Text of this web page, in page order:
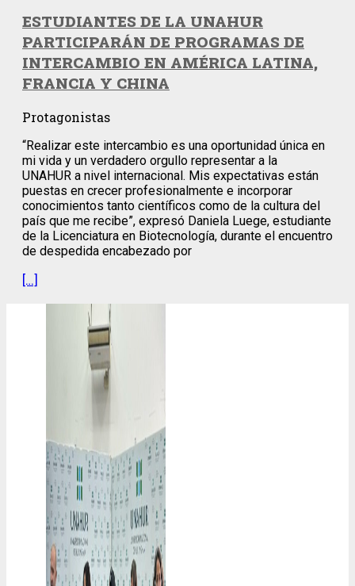
ESTUDIANTES DE LA UNAHUR
PARTICIPARÁN DE PROGRAMAS DE
INTERCAMBIO EN AMÉRICA LATINA,
FRANCIA Y CHINA
Protagonistas
“Realizar este intercambio es una oportunidad única en
mi vida y un verdadero orgullo representar a la
UNAHUR a nivel internacional. Mis expectativas están
puestas en crecer profesionalmente e incorporar
conocimientos tanto científicos como de la cultura del
país que me recibe”, expresó Daniela Luege, estudiante
de la Licenciatura en Biotecnología, durante el encuentro
de despedida encabezado por
[…]